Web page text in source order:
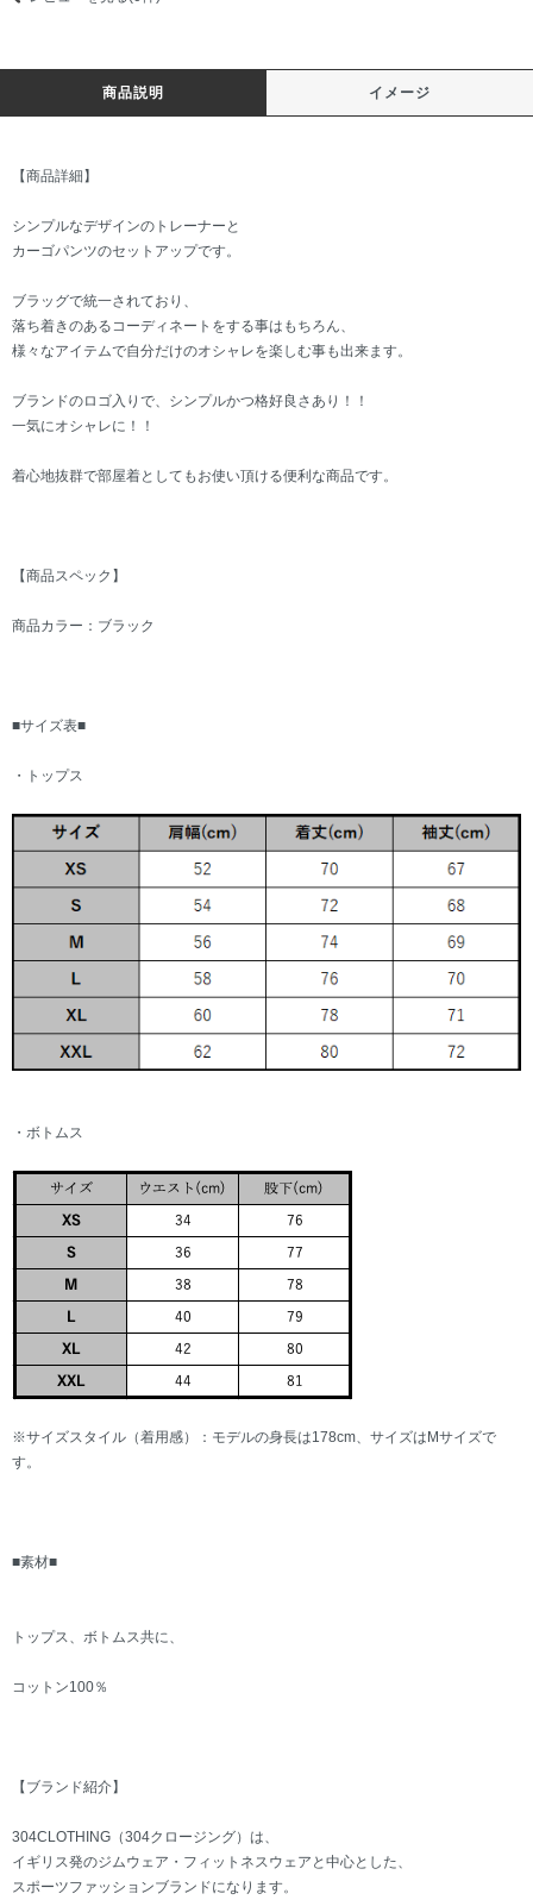
商品説明 イメージ
【商品詳細】
シンプルなデザインのトレーナーと
カーゴパンツのセットアップです。
ブラッグで統一されており、
落ち着きのあるコーディネートをする事はもちろん、
様々なアイテムで自分だけのオシャレを楽しむ事も出来ます。
ブランドのロゴ入りで、シンプルかつ格好良さあり！！
一気にオシャレに！！
着心地抜群で部屋着としてもお使い頂ける便利な商品です。
【商品スペック】
商品カラー：ブラック
■サイズ表■
・トップス
・ボトムス
※サイズスタイル（着用感）：モデルの身長は178cm、サイズはMサイズで
す。
■素材■
トップス、ボトムス共に、
コットン100％
【ブランド紹介】
304CLOTHING（304クロージング）は、
イギリス発のジムウェア・フィットネスウェアと中心とした、
スポーツファッションブランドになります。